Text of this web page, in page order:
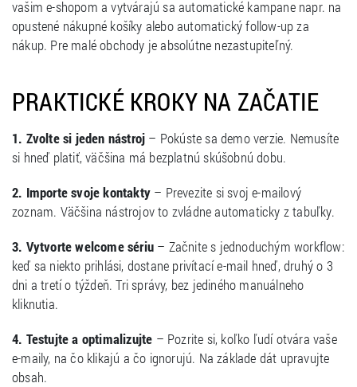
vašim e-shopom a vytvárajú sa automatické kampane napr. na
opustené nákupné košíky alebo automatický follow-up za
nákup. Pre malé obchody je absolútne nezastupiteľný.
PRAKTICKÉ KROKY NA ZAČATIE
1. Zvolte si jeden nástroj – Pokúste sa demo verzie. Nemusíte
si hneď platiť, väčšina má bezplatnú skúšobnú dobu.
2. Importe svoje kontakty – Prevezite si svoj e-mailový
zoznam. Väčšina nástrojov to zvládne automaticky z tabuľky.
3. Vytvorte welcome sériu – Začnite s jednoduchým workflow:
keď sa niekto prihlási, dostane privítací e-mail hneď, druhý o 3
dni a tretí o týždeň. Tri správy, bez jediného manuálneho
kliknutia.
4. Testujte a optimalizujte – Pozrite si, koľko ľudí otvára vaše
e-maily, na čo klikajú a čo ignorujú. Na základe dát upravujte
obsah.